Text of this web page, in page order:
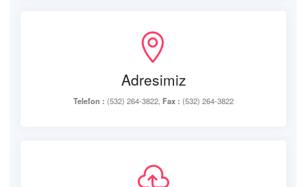
Adresimiz
Telefon : (532) 264-3822, Fax : (532) 264-3822